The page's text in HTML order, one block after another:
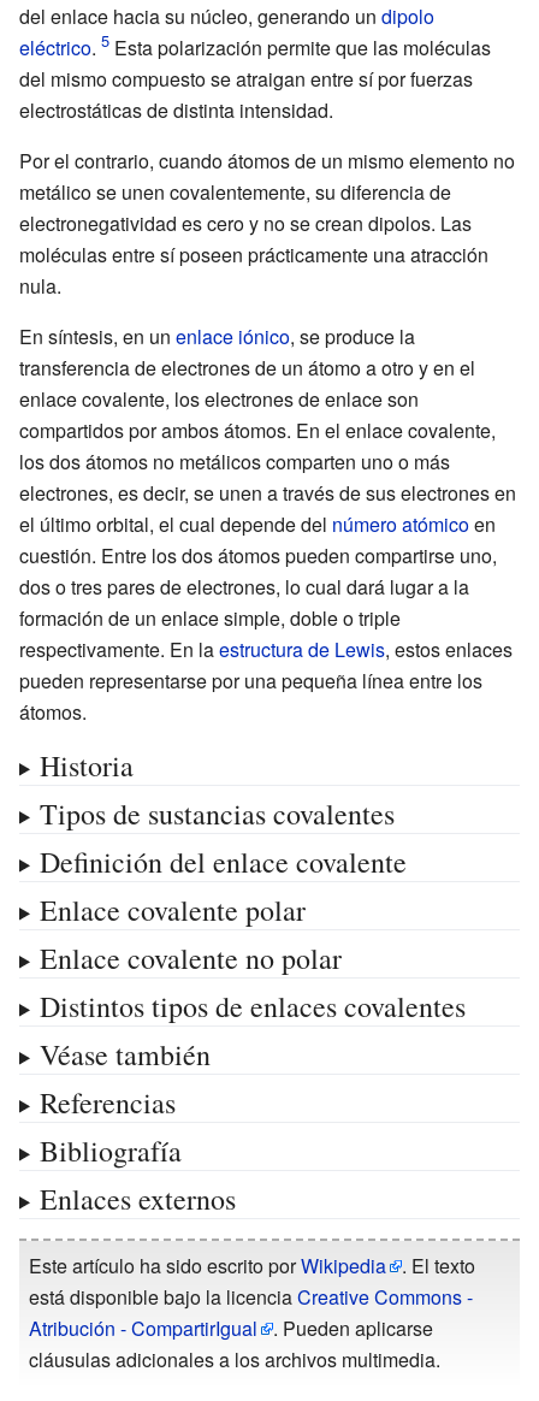
del enlace hacia su núcleo, generando un dipolo
eléctrico.
Esta polarización permite que las moléculas
del mismo compuesto se atraigan entre sí por fuerzas
electrostáticas de distinta intensidad.
Por el contrario, cuando átomos de un mismo elemento no
metálico se unen covalentemente, su diferencia de
electronegatividad es cero y no se crean dipolos. Las
moléculas entre sí poseen prácticamente una atracción
nula.
En síntesis, en un enlace iónico, se produce la
transferencia de electrones de un átomo a otro y en el
enlace covalente, los electrones de enlace son
compartidos por ambos átomos. En el enlace covalente,
los dos átomos no metálicos comparten uno o más
electrones, es decir, se unen a través de sus electrones en
el último orbital, el cual depende del número atómicoen
cuestión. Entre los dos átomos pueden compartirse uno,
dos o tres pares de electrones, lo cual dará lugar a la
formación de un enlace simple, doble o triple
respectivamente. En laestructura de Lewis, estos enlaces
pueden representarse por una pequeña línea entre los
átomos.
Historia
Tipos de sustancias covalentes
Definición del enlace covalente
Enlace covalente polar
Enlace covalente no polar
Distintos tipos de enlaces covalentes
Véase también
Referencias
Bibliografía
Enlaces externos
Este artículo ha sido escrito porWikipedia
. El texto
está disponible bajo la licenciaCreative Commons -
Atribución - CompartirIgual
. Pueden aplicarse
cláusulas adicionales a los archivos multimedia.